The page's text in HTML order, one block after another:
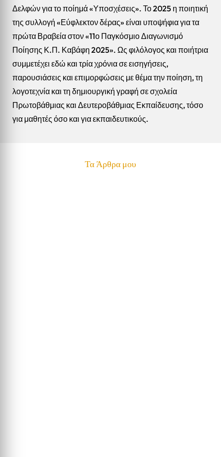
Δελφών για το ποίημά «Υποσχέσεις». Το 2025 η ποιητική
της συλλογή «Εύφλεκτον δέρας» είναι υποψήφια για τα
πρώτα Βραβεία στον «11ο Παγκόσμιο Διαγωνισμό
Ποίησης Κ.Π. Καβάφη 2025». Ως φιλόλογος και ποιήτρια
συμμετέχει εδώ και τρία χρόνια σε εισηγήσεις,
παρουσιάσεις και επιμορφώσεις με θέμα την ποίηση, τη
λογοτεχνία και τη δημιουργική γραφή σε σχολεία
Πρωτοβάθμιας και Δευτεροβάθμιας Εκπαίδευσης, τόσο
για μαθητές όσο και για εκπαιδευτικούς.
Τα Άρθρα μου